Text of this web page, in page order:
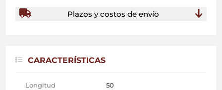
Plazos y costos de envío
CARACTERÍSTICAS
Longitud 50